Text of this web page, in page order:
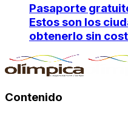
Pasaporte
Estos son los
obtenerlo sin
Contenido